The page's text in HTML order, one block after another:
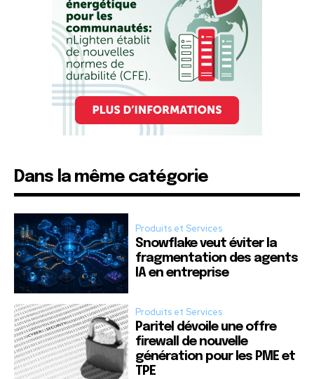
Dans la même catégorie
Produits et Services
Snowflake veut éviter la
fragmentation des agents
IA en entreprise
Produits et Services
Paritel dévoile une offre
firewall de nouvelle
génération pour les PME et
TPE